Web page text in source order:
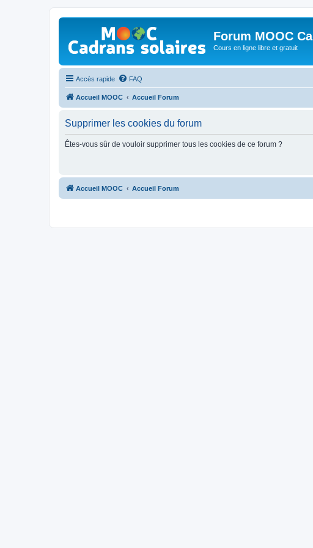
Forum MOOC
Cours en ligne libre et gratuit
Accès rapide FAQ
Accueil MOOC Accueil Forum
Supprimer les cookies du forum
Êtes-vous sûr de vouloir supprimer tous les cookies de ce forum ?
Accueil MOOC Accueil Forum